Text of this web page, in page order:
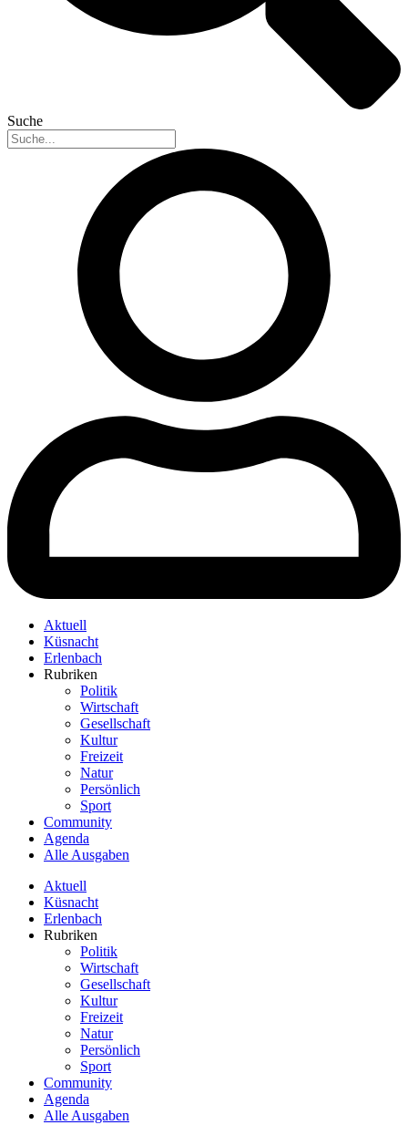
Suche
Aktuell
Küsnacht
Erlenbach
Rubriken
Politik
Wirtschaft
Gesellschaft
Kultur
Freizeit
Natur
Persönlich
Sport
Community
Agenda
Alle Ausgaben
Aktuell
Küsnacht
Erlenbach
Rubriken
Politik
Wirtschaft
Gesellschaft
Kultur
Freizeit
Natur
Persönlich
Sport
Community
Agenda
Alle Ausgaben